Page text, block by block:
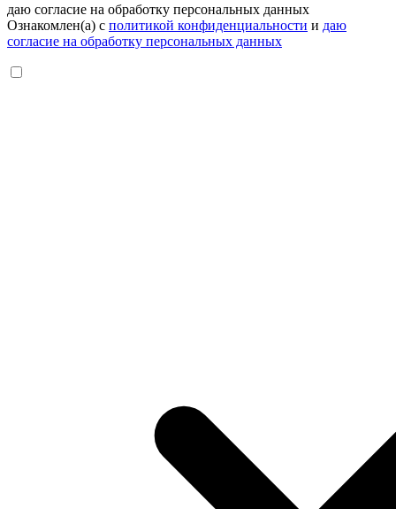
даю согласие на обработку персональных данных
Ознакомлен(а) с политикой конфиденциальности и даю
согласие на обработку персональных данных